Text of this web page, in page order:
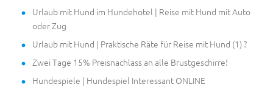
Urlaub mit Hund im Hundehotel | Reise mit Hund mit Auto
oder Zug
Urlaub mit Hund | Praktische Räte für Reise mit Hund (1) ?
Zwei Tage 15% Preisnachlass an alle Brustgeschirre!
Hundespiele | Hundespiel Interessant ONLINE